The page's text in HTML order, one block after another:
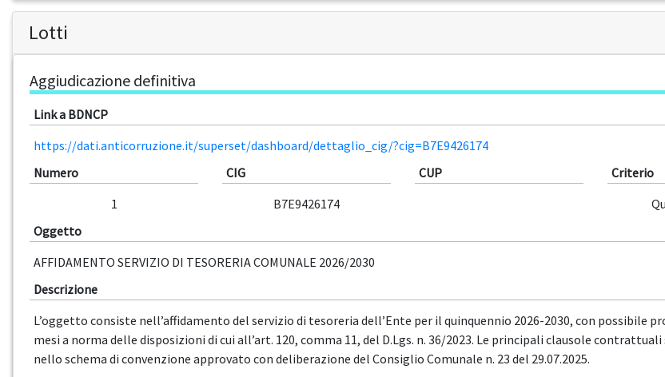
Lotti
Aggiudicazione definitiva
Link a BDNCP
https://dati.anticorruzione.it/superset/dashboard/dettaglio_cig/?cig=B7E9426174
Numero
1
CIG
B7E9426174
CUP
Criterio
Oggetto
AFFIDAMENTO SERVIZIO DI TESORERIA COMUNALE 2026/2030
Descrizione
L’oggetto consiste nell’affidamento del servizio di tesoreria dell’Ente per il quinquennio 2026-2030, con possibile
mesi a norma delle disposizioni di cui all’art. 120, comma 11, del D.Lgs. n. 36/2023. Le principali clausole
nello schema di convenzione approvato con deliberazione del Consiglio Comunale n. 23 del 29.07.2025.